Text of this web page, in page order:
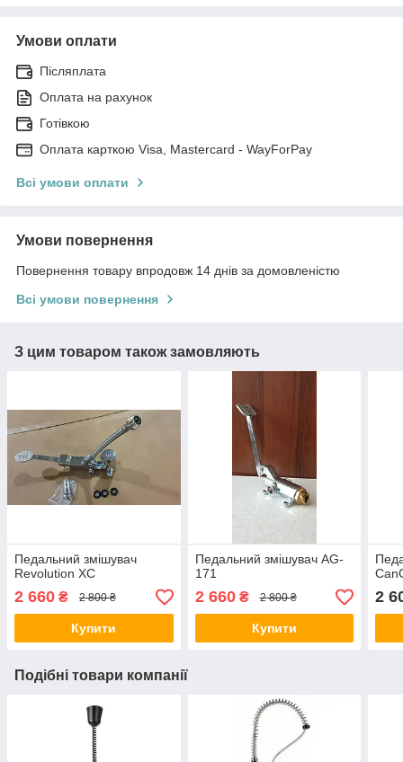
Умови оплати
Післяплата
Оплата на рахунок
Готівкою
Оплата карткою Visa, Mastercard - WayForPay
Всі умови оплати
Умови повернення
Повернення товару впродовж 14 днів за домовленістю
Всі умови повернення
З цим товаром також замовляють
Педальний змішувач
Revolution XC
2 660 ₴ 2 800 ₴
Купити
Педальний змішувач AG-
171
2 660₴ 2 800 ₴
Купити
2
Подібні товари компанії